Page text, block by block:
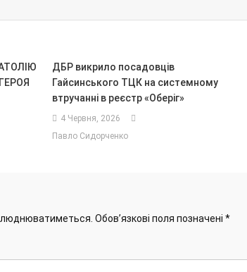
ДБР викрило посадовців
Гайсинського ТЦК на системному
втручанні в реєстр «Оберіг»
4 Червня, 2026
Павло Сидорченко
Обов’язкові поля позначені *